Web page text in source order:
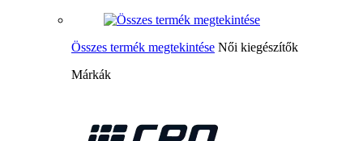
Összes termék megtekintése Női kiegészítők
Márkák